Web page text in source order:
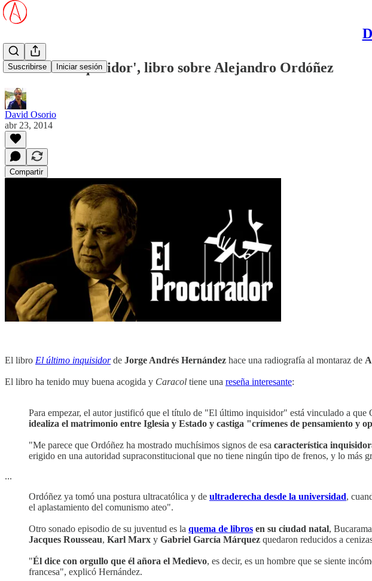
Suscribirse Iniciar sesión
'El último inquisidor', libro sobre Alejandro Ordóñez
David Osorio
abr 23, 2014
Compartir
El libro El último inquisidorde Jorge Andrés Hernández hace una radiografía al montaraz de
El libro ha tenido muy buena acogida y Caracol tiene una reseña interesante:
Para empezar, el autor justificó que el título de "El último inquisidor" está vinculado a
idealiza el matrimonio entre Iglesia y Estado y castiga "crímenes de pensamiento y
"Me parece que Ordóñez ha mostrado muchísimos signos de esa característica
erigido en una autoridad supraconstitucional que no tiene ningún tipo de frenos, y lo más
...
Ordóñez ya tomó una postura ultracatólica y de ultraderecha desde la universidad,
el aplastamiento del comunismo ateo".
Otro sonado episodio de su juventud es la quema de libros en su ciudad natal,
Jacques Rousseau, Karl Marx y Gabriel García Márquez quedaron reducidos a
"Él dice con orgullo que él añora el Medievo, es decir, es un hombre que se siente
francesa", explicó Hernández.